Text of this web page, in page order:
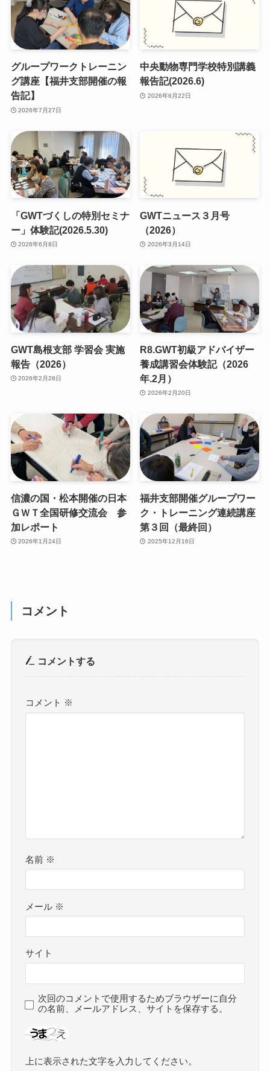
グループワークトレーニン
グ講座【福井支部開催の報
告記】
2026年7月27日
中央動物専門学校特別講義
報告記(2026.6)
2026年6月22日
「GWTづくしの特別セミナ
ー」体験記(2026.5.30)
2026年6月8日
GWTニュース３月号
（2026）
2026年3月14日
GWT島根支部 学習会 実施
報告（2026）
2026年2月28日
R8.GWT初級アドバイザー
養成講習会体験記（2026
年.2月）
2026年2月20日
信濃の国・松本開催の日本
ＧＷＴ全国研修交流会 参
加レポート
2026年1月24日
福井支部開催グループワー
ク・トレーニング連続講座
第３回（最終回）
2025年12月16日
コメント
コメントする
コメント ※
名前 ※
メール ※
サイト
次回のコメントで使用するためブラウザーに自分
の名前、メールアドレス、サイトを保存する。
上に表示された文字を入力してください。